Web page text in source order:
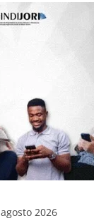
agosto 2026